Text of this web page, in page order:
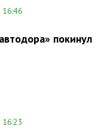
16:46
покинул
16:23